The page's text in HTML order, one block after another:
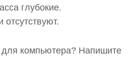
глубокие.
для компьютера? Напишите